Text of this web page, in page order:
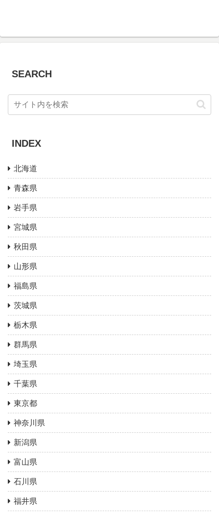
SEARCH
INDEX
北海道
青森県
岩手県
宮城県
秋田県
山形県
福島県
茨城県
栃木県
群馬県
埼玉県
千葉県
東京都
神奈川県
新潟県
富山県
石川県
福井県